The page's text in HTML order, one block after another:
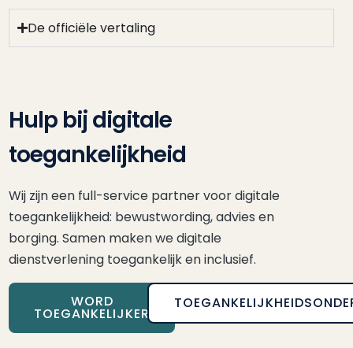
De officiële vertaling
Hulp bij digitale
toegankelijkheid
Wij zijn een full-service partner voor digitale
toegankelijkheid: bewustwording, advies en
borging. Samen maken we digitale
dienstverlening toegankelijk en inclusief.
WORD
TOEGANKELIJKER